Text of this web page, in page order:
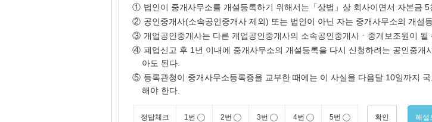
① 법인이 중개사무소를 개설등록하기 위해서는「상법」상 회사이면서 자본금 5
② 공인중개사(소속공인중개사 제외) 또는 법인이 아닌 자는 중개사무소의 개설
③ 개업공인중개사는 다른 개업공인중개사의 소속공인중개사ㆍ중개보조원이 될
④ 폐업신고 후 1년 이내에 중개사무소의 개설등록을 다시 신청하려는 공인중개
아도 된다.
⑤ 등록관청이 중개사무소등록증을 교부한 때에는 이 사실을 다음달 10일까지
해야 한다.
정답체크 1번 2번 3번 4번 5번 확인 해설